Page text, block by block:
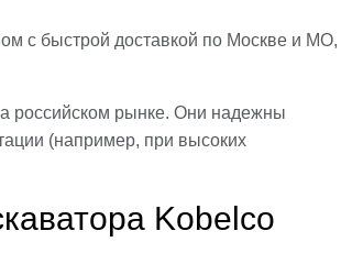
с быстрой доставкой по Москве и МО,
российском рынке. Они надежны
(например, при высоких
Kobelco